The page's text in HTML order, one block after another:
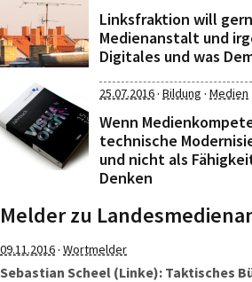
Linksfraktion will
Medienanstalt und
Digitales und was
25.07.2016· Bildung · Medien
Wenn
technische
und nicht als
Denken
Melder zu
09.11.2016· Wortmelder
Sebastian Scheel (Linke): Taktisches